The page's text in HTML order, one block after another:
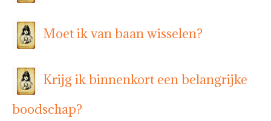
Moet ik van baan wisselen?
Krijg ik binnenkort een belangrijke
boodschap?